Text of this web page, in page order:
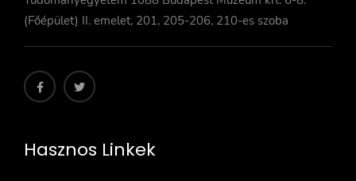
(Főépület) II. emelet, 201, 205-206, 210-es szoba
Hasznos Linkek